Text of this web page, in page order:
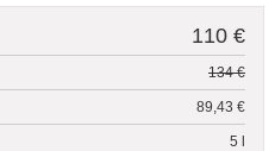
110 €
134 €
89,43 €
5 l